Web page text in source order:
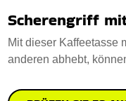
Scherengriff
Mit dieser Kaffeetasse
anderen abhebt,